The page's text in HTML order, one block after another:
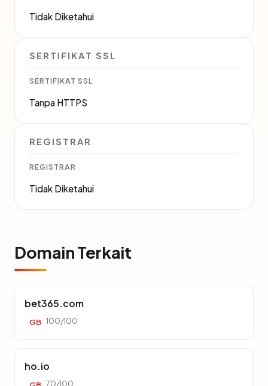
Tidak Diketahui
SERTIFIKAT SSL
SERTIFIKAT SSL
Tanpa HTTPS
REGISTRAR
REGISTRAR
Tidak Diketahui
Domain Terkait
bet365.com
GB 100/100
ho.io
70/100